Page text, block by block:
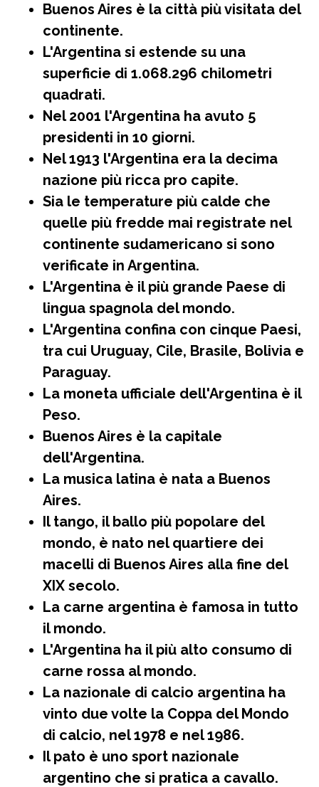
Buenos Aires è la città più visitata del
continente.
L'Argentina si estende su una
superficie di 1.068.296 chilometri
quadrati.
Nel 2001 l'Argentina ha avuto 5
presidenti in 10 giorni.
Nel 1913 l'Argentina era la decima
nazione più ricca pro capite.
Sia le temperature più calde che
quelle più fredde mai registrate nel
continente sudamericano si sono
verificate in Argentina.
L'Argentina è il più grande Paese di
lingua spagnola del mondo.
L'Argentina confina con cinque Paesi,
tra cui Uruguay, Cile, Brasile, Bolivia e
Paraguay.
La moneta ufficiale dell'Argentina è il
Peso.
Buenos Aires è la capitale
dell'Argentina.
La musica latina è nata a Buenos
Aires.
Il tango, il ballo più popolare del
mondo, è nato nel quartiere dei
macelli di Buenos Aires alla fine del
XIX secolo.
La carne argentina è famosa in tutto
il mondo.
L'Argentina ha il più alto consumo di
carne rossa al mondo.
La nazionale di calcio argentina ha
vinto due volte la Coppa del Mondo
di calcio, nel 1978 e nel 1986.
Il pato è uno sport nazionale
argentino che si pratica a cavallo.